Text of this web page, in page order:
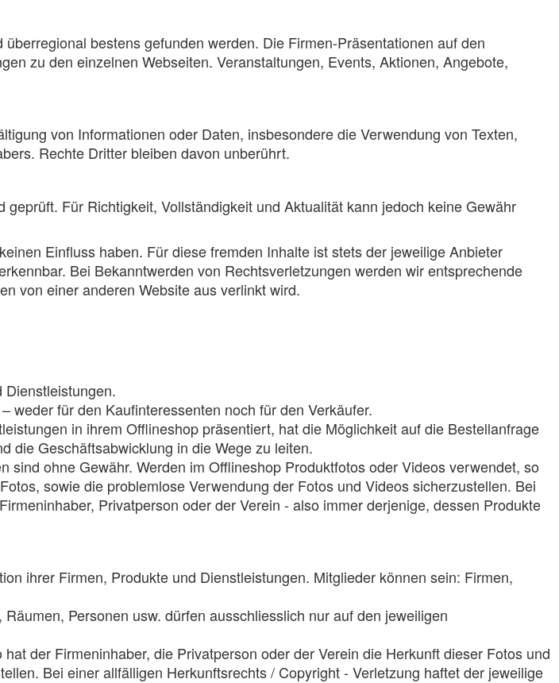
bestens gefunden werden. Die Firmen-Präsentationen auf den
zu den einzelnen Webseiten. Veranstaltungen, Events, Aktionen, Angebote,
von Informationen oder Daten, insbesondere die Verwendung von Texten,
Rechte Dritter bleiben davon unberührt.
Für Richtigkeit, Vollständigkeit und Aktualität kann jedoch keine Gewähr
Einfluss haben. Für diese fremden Inhalte ist stets der jeweilige Anbieter
Bei Bekanntwerden von Rechtsverletzungen werden wir entsprechende
von einer anderen Website aus verlinkt wird.
weder für den Kaufinteressenten noch für den Verkäufer.
in ihrem Offlineshop präsentiert, hat die Möglichkeit auf die Bestellanfrage
die Geschäftsabwicklung in die Wege zu leiten.
ohne Gewähr. Werden im Offlineshop Produktfotos oder Videos verwendet, so
sowie die problemlose Verwendung der Fotos und Videos sicherzustellen. Bei
Privatperson oder der Verein - also immer derjenige, dessen Produkte
ihrer Firmen, Produkte und Dienstleistungen. Mitglieder können sein: Firmen,
Personen usw. dürfen ausschliesslich nur auf den jeweiligen
der Firmeninhaber, die Privatperson oder der Verein die Herkunft dieser Fotos und
Bei einer allfälligen Herkunftsrechts / Copyright - Verletzung haftet der jeweilige